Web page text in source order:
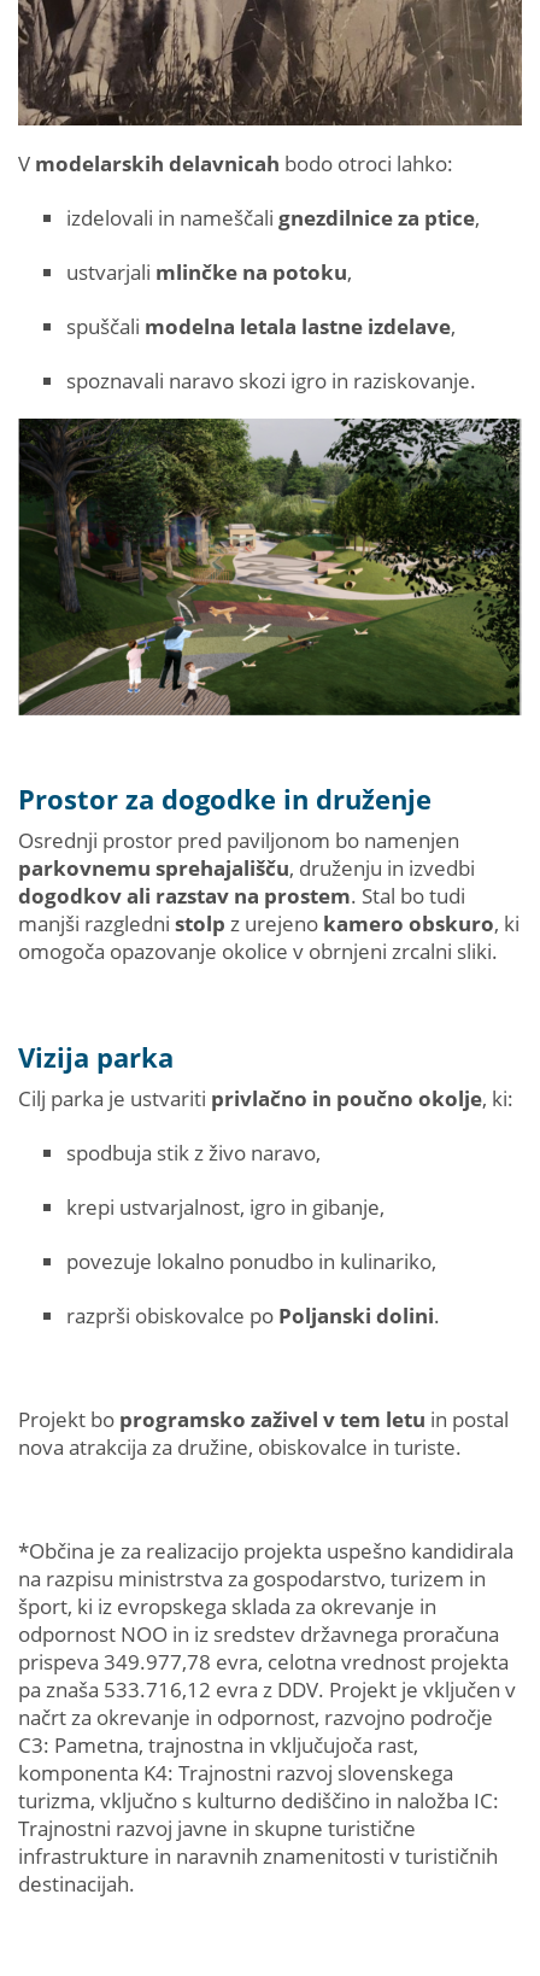
V modelarskih delavnicah bodo otroci lahko:
izdelovali in nameščali gnezdilnice za ptice,
ustvarjali mlinčke na potoku,
spuščali modelna letala lastne izdelave,
spoznavali naravo skozi igro in raziskovanje.
Prostor za dogodke in druženje
Osrednji prostor pred paviljonom bo namenjen
parkovnemu sprehajališču, druženju in izvedbi
dogodkov ali razstav na prostem. Stal bo tudi
manjši razgledni stolp z urejeno kamero obskuro, ki
omogoča opazovanje okolice v obrnjeni zrcalni sliki.
Vizija parka
Cilj parka je ustvariti privlačno in poučno okolje, ki:
spodbuja stik z živo naravo,
krepi ustvarjalnost, igro in gibanje,
povezuje lokalno ponudbo in kulinariko,
razprši obiskovalce po Poljanski dolini.
Projekt bo programsko zaživel v tem letu in postal
nova atrakcija za družine, obiskovalce in turiste.
*Občina je za realizacijo projekta uspešno kandidirala
na razpisu ministrstva za gospodarstvo, turizem in
šport, ki iz evropskega sklada za okrevanje in
odpornost NOO in iz sredstev državnega proračuna
prispeva 349.977,78 evra, celotna vrednost projekta
pa znaša 533.716,12 evra z DDV. Projekt je vključen v
načrt za okrevanje in odpornost, razvojno področje
C3: Pametna, trajnostna in vključujoča rast,
komponenta K4: Trajnostni razvoj slovenskega
turizma, vključno s kulturno dediščino in naložba IC:
Trajnostni razvoj javne in skupne turistične
infrastrukture in naravnih znamenitosti v turističnih
destinacijah.